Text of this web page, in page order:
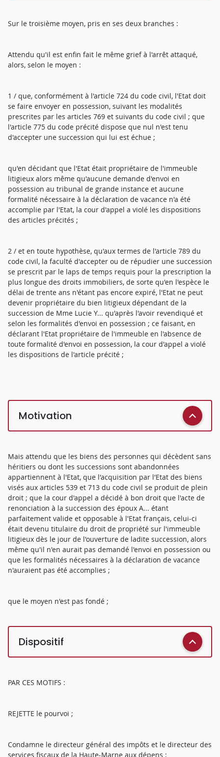
Sur le troisième moyen, pris en ses deux branches :
Attendu qu'il est enfin fait le même grief à l'arrêt attaqué,
alors, selon le moyen :
1 / que, conformément à l'article 724 du code civil, l'Etat doit
se faire envoyer en possession, suivant les modalités
prescrites par les articles 769 et suivants du code civil ; que
l'article 775 du code précité dispose que nul n'est tenu
d'accepter une succession qui lui est échue ;
qu'en décidant que l'Etat était propriétaire de l'immeuble
litigieux alors même qu'aucune demande d'envoi en
possession au tribunal de grande instance et aucune
formalité nécessaire à la déclaration de vacance n'a été
accomplie par l'Etat, la cour d'appel a violé les dispositions
des articles précités ;
2 / et en toute hypothèse, qu'aux termes de l'article 789 du
code civil, la faculté d'accepter ou de répudier une succession
se prescrit par le laps de temps requis pour la prescription la
plus longue des droits immobiliers, de sorte qu'en l'espèce le
délai de trente ans n'étant pas encore expiré, l'Etat ne peut
devenir propriétaire du bien litigieux dépendant de la
succession de Mme Lucie Y... qu'après l'avoir revendiqué et
selon les formalités d'envoi en possession ; ce faisant, en
déclarant l'Etat propriétaire de l'immeuble en l'absence de
toute formalité d'envoi en possession, la cour d'appel a violé
les dispositions de l'article précité ;
Motivation
Mais attendu que les biens des personnes qui décèdent sans
héritiers ou dont les successions sont abandonnées
appartiennent à l'Etat, que l'acquisition par l'Etat des biens
visés aux articles 539 et 713 du code civil se produit de plein
droit ; que la cour d'appel a décidé à bon droit que l'acte de
renonciation à la succession des époux A... étant
parfaitement valide et opposable à l'Etat français, celui-ci
était devenu titulaire du droit de propriété sur l'immeuble
litigieux dès le jour de l'ouverture de ladite succession, alors
même qu'il n'en aurait pas demandé l'envoi en possession ou
que les formalités nécessaires à la déclaration de vacance
n'auraient pas été accomplies ;
que le moyen n'est pas fondé ;
Dispositif
PAR CES MOTIFS :
REJETTE le pourvoi ;
Condamne le directeur général des impôts et le directeur des
services fiscaux de la Haute-Marne aux dépens ;